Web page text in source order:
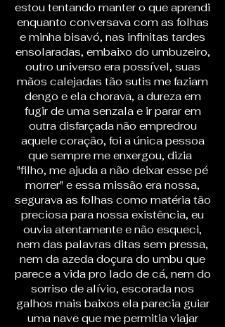
estou tentando manter o que aprendi
enquanto conversava com as folhas
e minha bisavó, nas infinitas tardes
ensolaradas, embaixo do umbuzeiro,
outro universo era possível, suas
mãos calejadas tão sutis me faziam
dengo e ela chorava, a dureza em
fugir de uma senzala e ir parar em
outra disfarçada não empredrou
aquele coração, foi a única pessoa
que sempre me enxergou, dizia
"filho, me ajuda a não deixar esse pé
morrer" e essa missão era nossa,
segurava as folhas como matéria tão
preciosa para nossa existência, eu
ouvia atentamente e não esqueci,
nem das palavras ditas sem pressa,
nem da azeda doçura do umbu que
parece a vida pro lado de cá, nem do
sorriso de alívio, escorada nos
galhos mais baixos ela parecia guiar
uma nave que me permitia viajar